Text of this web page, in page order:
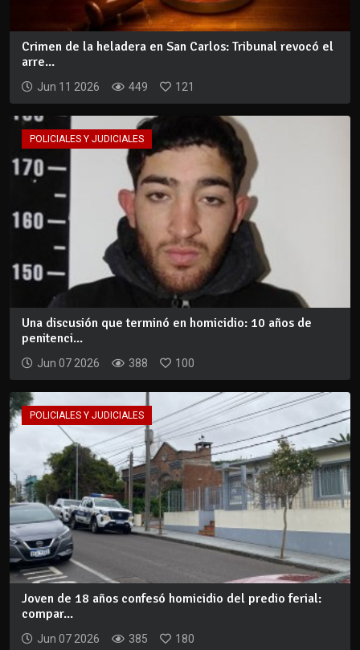
Crimen de la heladera en San Carlos: Tribunal revocó el
arre...
Jun 11 2026 449 121
POLICIALES Y JUDICIALES
Una discusión que terminó en homicidio: 10 años de
penitenci...
Jun 07 2026 388 100
POLICIALES Y JUDICIALES
Joven de 18 años confesó homicidio del predio ferial:
compar...
Jun 07 2026 385 180